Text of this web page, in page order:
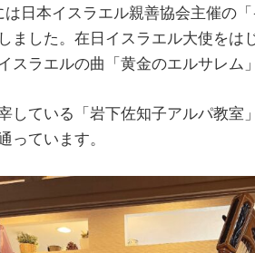
日本イスラエル親善協会主催の
ました。在日イスラエル大使をは
スラエルの曲「黄金のエルサレム
している「岩下佐知子アルパ教室
っています。